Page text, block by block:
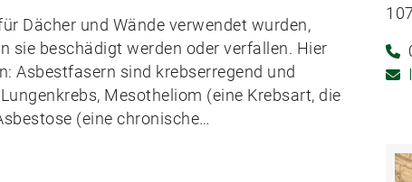
Dächer und Wände verwendet wurden,
sie beschädigt werden oder verfallen. Hier
Asbestfasern sind krebserregend und
Mesotheliom (eine Krebsart, die
(eine chronische…